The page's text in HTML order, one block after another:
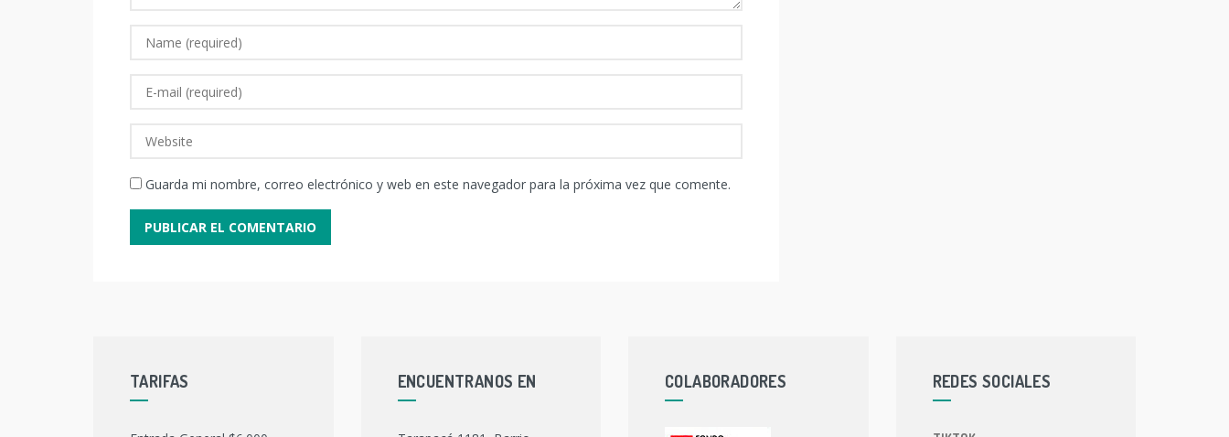
Guarda mi nombre, correo electrónico y web en este navegador para la próxima vez que comente.
TARIFAS ENCUENTRANOS EN COLABORADORES REDES SOCIALES